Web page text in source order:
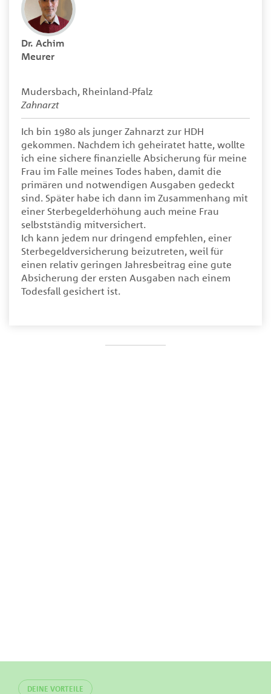
Dr. Achim
Meurer
Mudersbach, Rheinland-Pfalz
Zahnarzt
Ich bin 1980 als junger Zahnarzt zur HDH
gekommen. Nachdem ich geheiratet hatte, wollte
ich eine sichere finanzielle Absicherung für meine
Frau im Falle meines Todes haben, damit die
primären und notwendigen Ausgaben gedeckt
sind. Später habe ich dann im Zusammenhang mit
einer Sterbegelderhöhung auch meine Frau
selbstständig mitversichert.
Ich kann jedem nur dringend empfehlen, einer
Sterbegeldversicherung beizutreten, weil für
einen relativ geringen Jahresbeitrag eine gute
Absicherung der ersten Ausgaben nach einem
Todesfall gesichert ist.
DEINE VORTEILE